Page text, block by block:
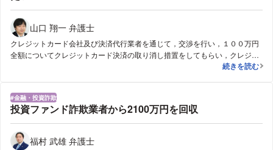
山口 翔一 弁護士
クレジットカード会社及び決済代行業者を通じて，交渉を行い，１００万円
全額についてクレジットカード決済の取り消し措置をしてもらい，クレジッ
トカード会社を通じて１００万円の返金を受けることができました。【詐欺的情報
続きを読む
金融・投資詐欺
投資ファンド詐欺業者から2100万円を回収
福村 武雄 弁護士